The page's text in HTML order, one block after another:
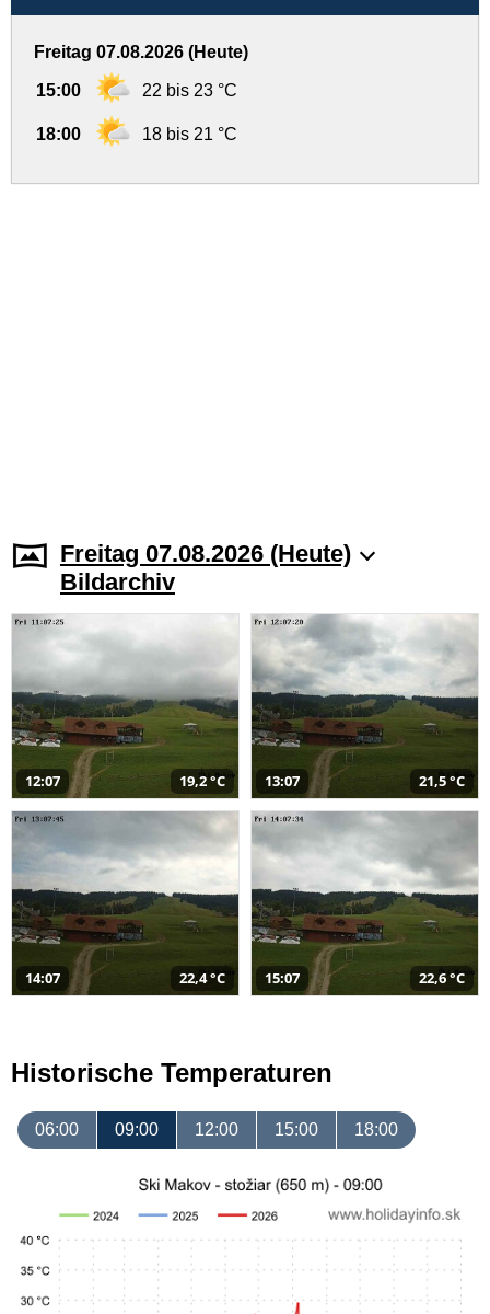
Freitag 07.08.2026 (Heute)
15:00 22 bis 23 °C
18:00 18 bis 21 °C
Freitag 07.08.2026 (Heute)
Bildarchiv
12:07 19,2 °C 13:07 21,5 °C
14:07 22,4 °C 15:07 22,6 °C
Historische Temperaturen
06:00 09:00 12:00 15:00 18:00